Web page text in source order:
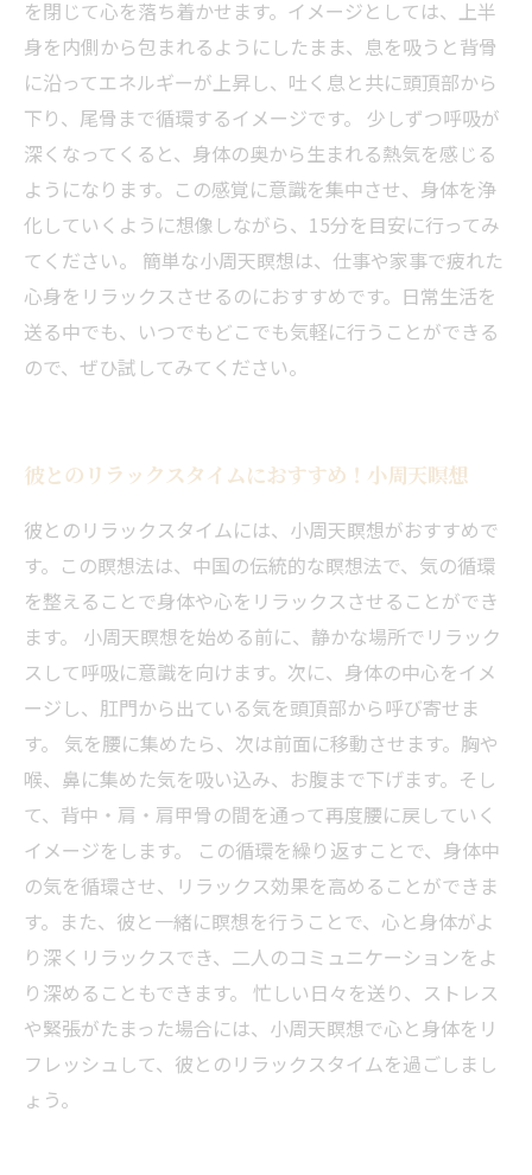
を閉じて心を落ち着かせます。イメージとしては、上半
身を内側から包まれるようにしたまま、息を吸うと背骨
に沿ってエネルギーが上昇し、吐く息と共に頭頂部から
下り、尾骨まで循環するイメージです。 少しずつ呼吸が
深くなってくると、身体の奥から生まれる熱気を感じる
ようになります。この感覚に意識を集中させ、身体を浄
化していくように想像しながら、15分を目安に行ってみ
てください。 簡単な小周天瞑想は、仕事や家事で疲れた
心身をリラックスさせるのにおすすめです。日常生活を
送る中でも、いつでもどこでも気軽に行うことができる
ので、ぜひ試してみてください。
彼とのリラックスタイムにおすすめ！小周天瞑想
彼とのリラックスタイムには、小周天瞑想がおすすめで
す。この瞑想法は、中国の伝統的な瞑想法で、気の循環
を整えることで身体や心をリラックスさせることができ
ます。 小周天瞑想を始める前に、静かな場所でリラック
スして呼吸に意識を向けます。次に、身体の中心をイメ
ージし、肛門から出ている気を頭頂部から呼び寄せま
す。 気を腰に集めたら、次は前面に移動させます。胸や
喉、鼻に集めた気を吸い込み、お腹まで下げます。そし
て、背中・肩・肩甲骨の間を通って再度腰に戻していく
イメージをします。 この循環を繰り返すことで、身体中
の気を循環させ、リラックス効果を高めることができま
す。また、彼と一緒に瞑想を行うことで、心と身体がよ
り深くリラックスでき、二人のコミュニケーションをよ
り深めることもできます。 忙しい日々を送り、ストレス
や緊張がたまった場合には、小周天瞑想で心と身体をリ
フレッシュして、彼とのリラックスタイムを過ごしまし
ょう。